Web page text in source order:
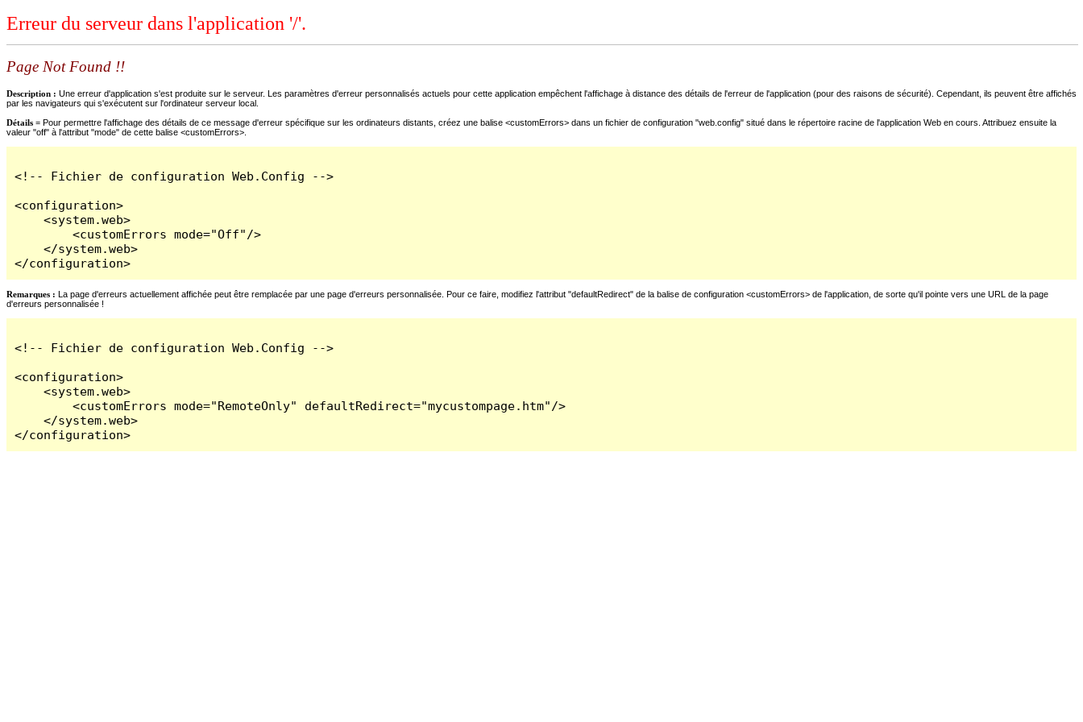
Erreur du serveur dans l'application '/'.
Page Not Found !!
Description : Une erreur d'application s'est produite sur le serveur. Les paramètres d'erreur personnalisés actuels pour cette application empêchent l'affichage à distance des détails de l'erreur de l'application (pour des raisons de sécurité). Cependant, ils peuvent être affichés
par les navigateurs qui s'exécutent sur l'ordinateur serveur local.
Détails = Pour permettre l'affichage des détails de ce message d'erreur spécifique sur les ordinateurs distants, créez une balise <customErrors> dans un fichier de configuration "web.config" situé dans le répertoire racine de l'application Web en cours. Attribuez ensuite la
valeur "off" à l'attribut "mode" de cette balise <customErrors>.
<!-- Fichier de configuration Web.Config -->
<configuration>
    <system.web>
        <customErrors mode="Off"/>
    </system.web>
</configuration>
Remarques : La page d'erreurs actuellement affichée peut être remplacée par une page d'erreurs personnalisée. Pour ce faire, modifiez l'attribut "defaultRedirect" de la balise de configuration <customErrors> de l'application, de sorte qu'il pointe vers une URL de la page
d'erreurs personnalisée !
<!-- Fichier de configuration Web.Config -->
<configuration>
    <system.web>
        <customErrors mode="RemoteOnly" defaultRedirect="mycustompage.htm"/>
    </system.web>
</configuration>